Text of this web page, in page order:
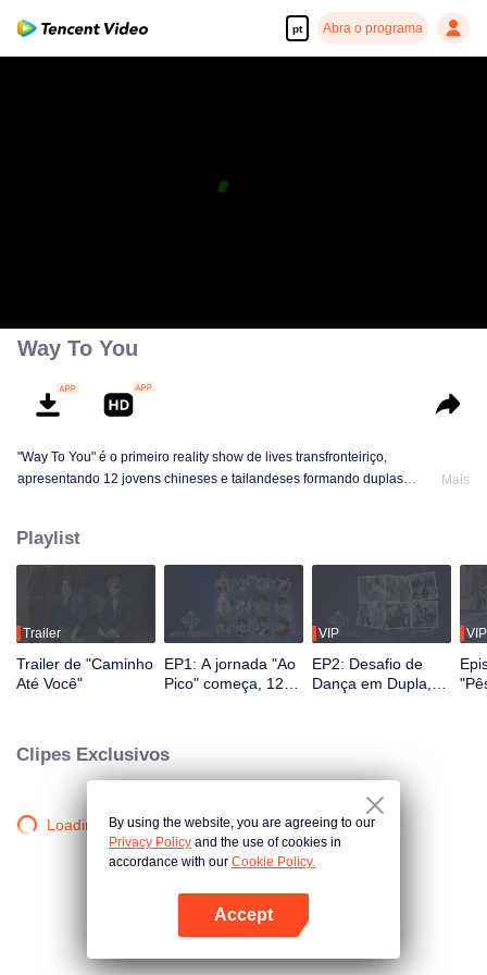
pt Abra o programa
Abra o programa
Way To You
"Way To You" é o primeiro reality show de lives transfronteiriço,
apresentando 12 jovens chineses e tailandeses formando duplas
múltiplas plataformas. Os espectadores participam diretamente do
desenvolvimento dos ídolos por meio de votações e apoio, acompanhando
a jornada desde o primeiro encontro até a sinergia perfeita. O casal mais
popular, com a melhor química, finalmente fará sua estreia no palco global.
Mais
Playlist
Trailer
Trailer de "Caminho
Até Você"
EP1: A jornada "Ao
Pico" começa, 12
primeira vez!
VIP
EP2: Desafio de
Dança em Dupla,
VIP
Clipes Exclusivos
Loading…By using the website, you are agreeing to our
Privacy Policy and the use of cookies in
accordance with our Cookie Policy.
Accept